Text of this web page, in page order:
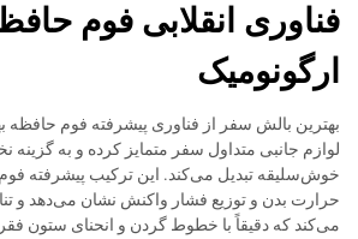
فناوری انقلابی فوم
ارگونومیک
بهترین بالش سفر از فناوری پیشرفته فوم حافظه
لوازم جانبی متداول سفر متمایز کرده و به
خوش‌سلیقه تبدیل می‌کند. این ترکیب پیشرفته
حرارت بدن و توزیع فشار واکنش نشان می‌دهد و
می‌کند که دقیقاً با خطوط گردن و انحنای ستون